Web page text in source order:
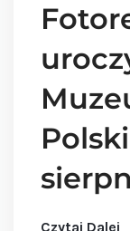
Czytaj Dalej